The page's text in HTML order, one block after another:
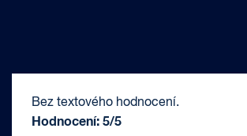
Bez textového hodnocení.
Hodnocení: 5/5